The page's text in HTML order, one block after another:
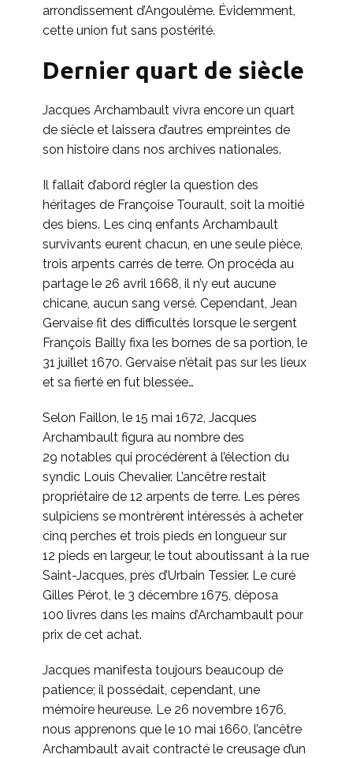
arrondissement d’Angoulême. Évidemment,
cette union fut sans postérité.
Dernier quart de siècle
Jacques Archambault vivra encore un quart
de siècle et laissera d’autres empreintes de
son histoire dans nos archives nationales.
Il fallait d’abord régler la question des
héritages de Françoise Tourault, soit la moitié
des biens. Les cinq enfants Archambault
survivants eurent chacun, en une seule pièce,
trois arpents carrés de terre. On procéda au
partage le 26 avril 1668, il n’y eut aucune
chicane, aucun sang versé. Cependant, Jean
Gervaise fit des difficultés lorsque le sergent
François Bailly fixa les bornes de sa portion, le
31 juillet 1670. Gervaise n’était pas sur les lieux
et sa fierté en fut blessée…
Selon Faillon, le 15 mai 1672, Jacques
Archambault figura au nombre des
29 notables qui procédèrent à l’élection du
syndic Louis Chevalier. L’ancêtre restait
propriétaire de 12 arpents de terre. Les pères
sulpiciens se montrèrent intéressés à acheter
cinq perches et trois pieds en longueur sur
12 pieds en largeur, le tout aboutissant à la rue
Saint-Jacques, près d’Urbain Tessier. Le curé
Gilles Pérot, le 3 décembre 1675, déposa
100 livres dans les mains d’Archambault pour
prix de cet achat.
Jacques manifesta toujours beaucoup de
patience; il possédait, cependant, une
mémoire heureuse. Le 26 novembre 1676,
nous apprenons que le 10 mai 1660, l’ancêtre
Archambault avait contracté le creusage d’un